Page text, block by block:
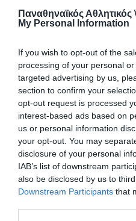
Παναθηναϊκός Αθλητικός
My Personal Information
If you wish to opt-out of the
processing of your personal
targeted advertising by us,
section to confirm your
opt-out request is processed
interest-based ads based on
us or personal information
your opt-out. You may
disclosure of your personal
IAB’s list of downstream
also be disclosed by us to
Downstream Participants that